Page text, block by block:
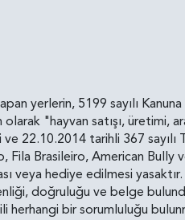
yerlerin, 5199 sayılı
"hayvan satışı, üretimi,
22.10.2014 tarihli 367 sayılı
Fila Brasileiro, American Bully
veya hediye edilmesi
doğruluğu ve belge
herhangi bir sorumluluğu